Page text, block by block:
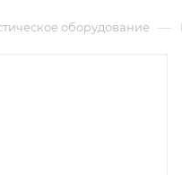
оборудование —